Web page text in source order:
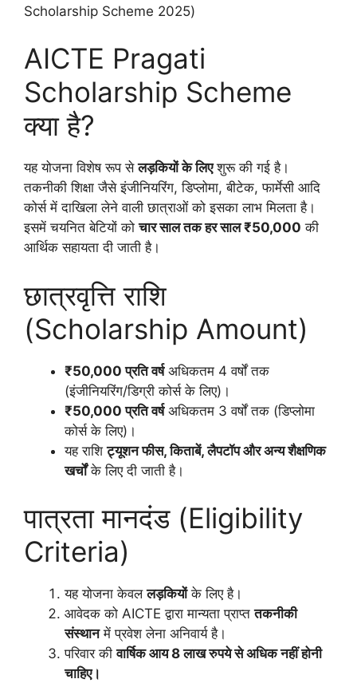
Scholarship Scheme 2025)
AICTE Pragati
Scholarship Scheme
क्या है?
यह योजना विशेष रूप सेलड़कियों के लिएशुरू की गई है।
तकनीकी शिक्षा जैसे इंजीनियरिंग, डिप्लोमा, बीटेक, फार्मेसी आदि
कोर्स में दाखिला लेने वाली छात्राओं को इसका लाभ मिलता है।
इसमें चयनित बेटियों कोचार साल तक हर साल ₹50,000 की
आर्थिक सहायता दी जाती है।
छात्रवृत्ति राशि
(Scholarship Amount)
₹50,000 प्रति वर्षअधिकतम 4 वर्षों तक
(इंजीनियरिंग/डिग्री कोर्स के लिए)।
₹50,000 प्रति वर्षअधिकतम 3 वर्षों तक (डिप्लोमा
कोर्स के लिए)।
यह राशिट्यूशन फीस, किताबें, लैपटॉप और अन्य शैक्षणिक
खर्चोंके लिए दी जाती है।
पात्रता मानदंड (Eligibility
Criteria)
यह योजना केवललड़कियोंके लिए है।
आवेदक को AICTE द्वारा मान्यता प्राप्ततकनीकी
संस्थानमें प्रवेश लेना अनिवार्य है।
परिवार कीवार्षिक आय 8 लाख रुपये से अधिक नहीं होनी
चाहिए।